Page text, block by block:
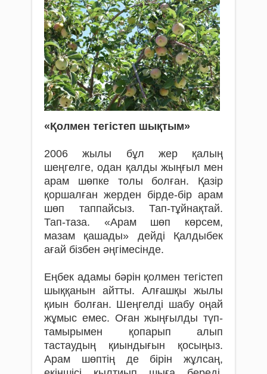
«Қолмен тегістеп шықтым»
2006 жылы бұл жер қалың
шеңгелге, одан қалды жыңғыл мен
арам шөпке толы болған. Қазір
қоршалған жерден бірде-бір арам
шөп таппайсыз. Тап-тұйнақтай.
Тап-таза. «Арам шөп көрсем,
мазам қашады» дейді Қалдыбек
ағай бізбен әңгімесінде.
Еңбек адамы бәрін қолмен тегістеп
шыққанын айтты. Алғашқы жылы
қиын болған. Шеңгелді шабу оңай
жұмыс емес. Оған жыңғылды түп-
тамырымен қопарып алып
тастаудың қиындығын қосыңыз.
Арам шөптің де бірін жұлсаң,